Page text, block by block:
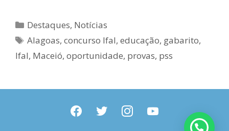
Categorias
Destaques, Notícias
Tags
Alagoas,concurso Ifal,educação, gabarito,
Ifal, Maceió, oportunidade, provas, pss
facebooktwitter instagramyoutube